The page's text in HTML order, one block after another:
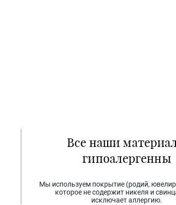
Все наши
гипоалергенны
Мы используем покрытие (родий,
которое не содержит никеля и
исключает аллергию.